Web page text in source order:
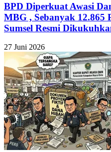
BPD Diperkuat Awasi
MBG , Sebanyak 12.865
Sumsel Resmi
27 Juni 2026